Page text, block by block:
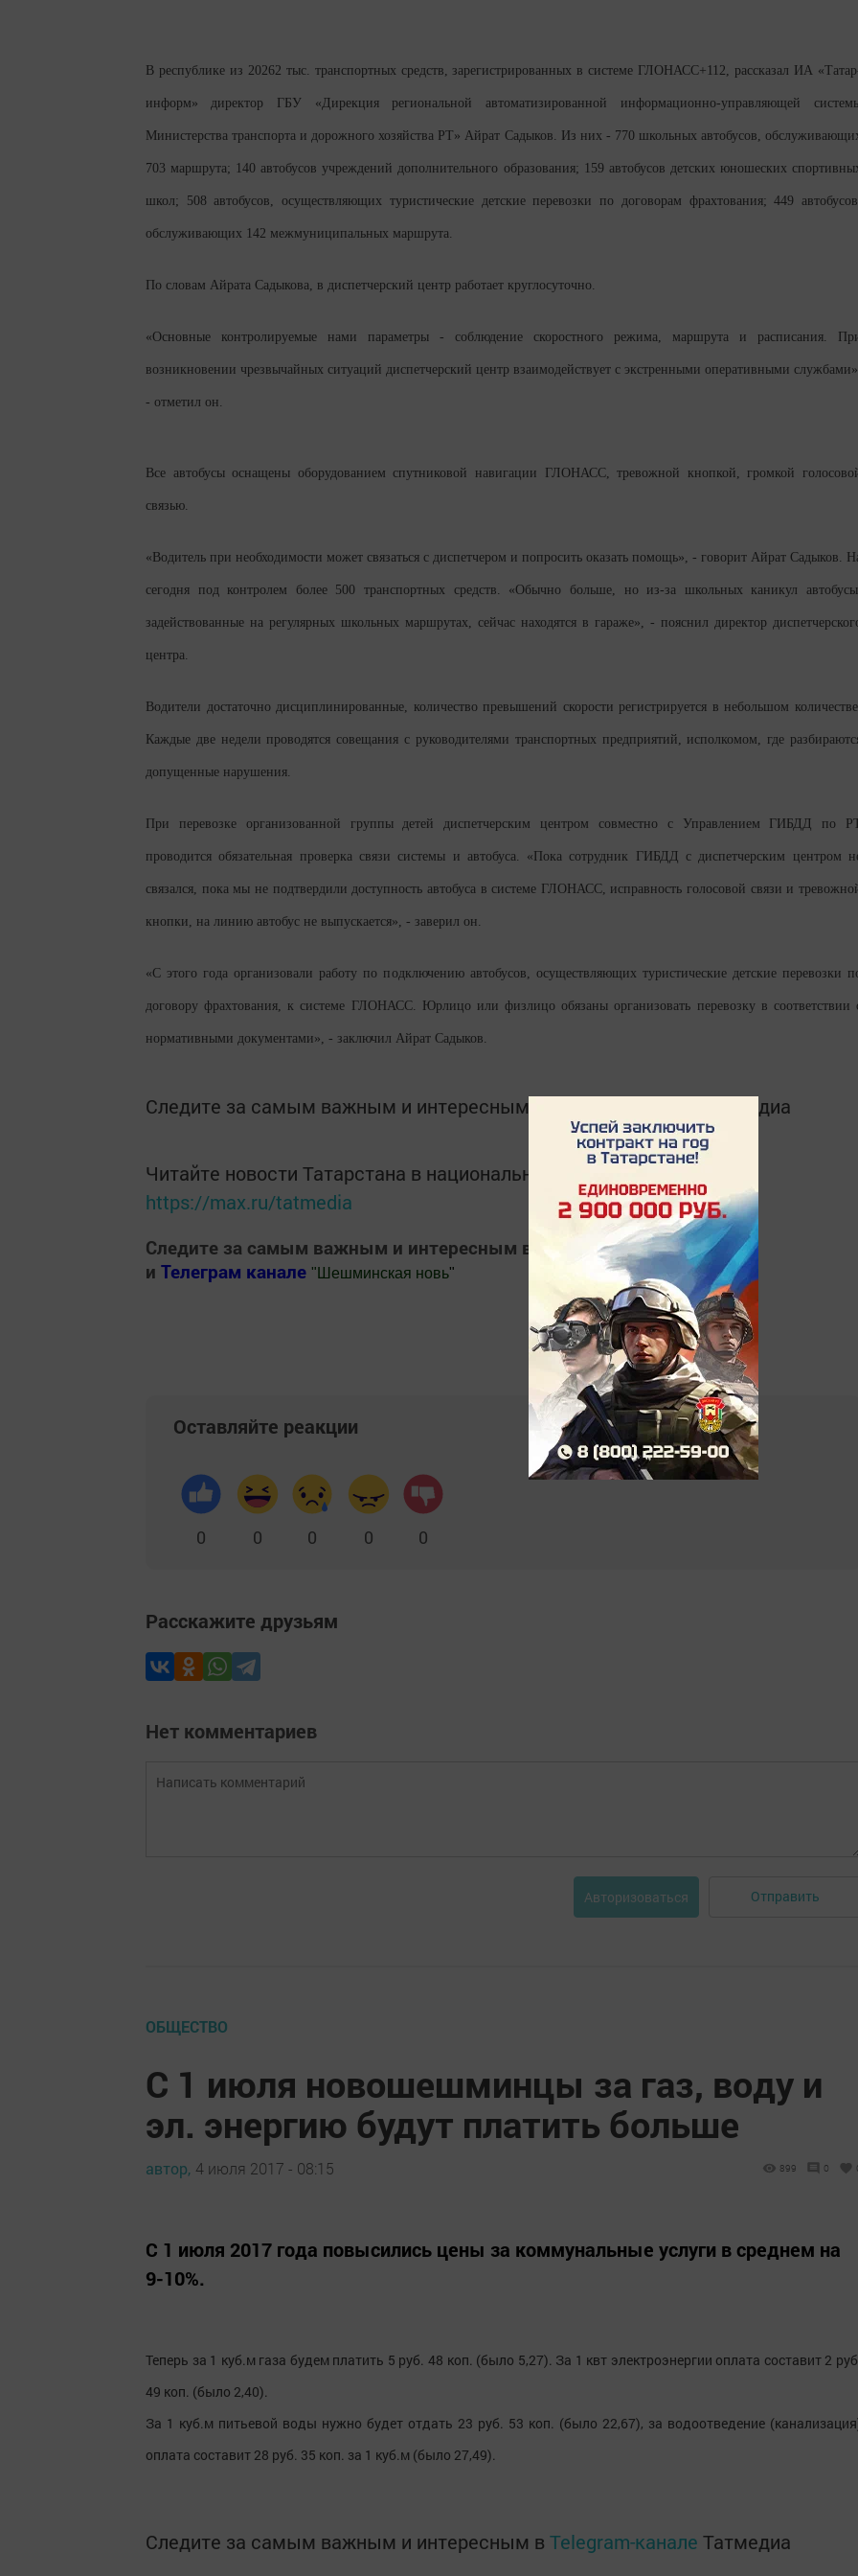
В республике из 20262 тыс. транспортных средств, зарегистрированных в системе ГЛОНАСС+112, рассказал ИА
информ» директор ГБУ «Дирекция региональной автоматизированной информационно-управляющей
Министерства транспорта и дорожного хозяйства РТ» Айрат Садыков. Из них - 770 школьных автобусов,
703 маршрута; 140 автобусов учреждений дополнительного образования; 159 автобусов детских юношеских
школ; 508 автобусов, осуществляющих туристические детские перевозки по договорам фрахтования; 449
обслуживающих 142 межмуниципальных маршрута.
По словам Айрата Садыкова, в диспетчерский центр работает круглосуточно.
«Основные контролируемые нами параметры - соблюдение скоростного режима, маршрута и расписания.
возникновении чрезвычайных ситуаций диспетчерский центр взаимодействует с экстренными оперативными
- отметил он.
Все автобусы оснащены оборудованием спутниковой навигации ГЛОНАСС, тревожной кнопкой, громкой
связью.
«Водитель при необходимости может связаться с диспетчером и попросить оказать помощь», - говорит Айрат Садыков.
сегодня под контролем более 500 транспортных средств. «Обычно больше, но из-за школьных каникул
задействованные на регулярных школьных маршрутах, сейчас находятся в гараже», - пояснил директор
центра.
Водители достаточно дисциплинированные, количество превышений скорости регистрируется в небольшом
Каждые две недели проводятся совещания с руководителями транспортных предприятий, исполкомом, где
допущенные нарушения.
При перевозке организованной группы детей диспетчерским центром совместно с Управлением ГИБДД по
проводится обязательная проверка связи системы и автобуса. «Пока сотрудник ГИБДД с диспетчерским центром
связался, пока мы не подтвердили доступность автобуса в системе ГЛОНАСС, исправность голосовой связи и
кнопки, на линию автобус не выпускается», - заверил он.
«С этого года организовали работу по подключению автобусов, осуществляющих туристические детские перевозки
договору фрахтования, к системе ГЛОНАСС. Юрлицо или физлицо обязаны организовать перевозку в соответствии
нормативными документами», - заключил Айрат Садыков.
Следите за самым важным и интересным в Татмедиа
Читайте новости Татарстана в национальном мессенджере MАХ:
https://max.ru/tatmedia
Следите за самым важным и интересным в
Яндекс Дзен
и Телеграм канале " Шешминская новь"
Оставляйте реакции
0 0 0 0 0
Расскажите друзьям
Нет комментариев
Авторизоваться Отправить
ОБЩЕСТВО
С 1 июля новошешминцы за газ, воду и
эл. энергию будут платить больше
автор, 4 июля 2017 - 08:15 899 0
С 1 июля 2017 года повысились цены за коммунальные услуги в среднем на
9-10%.
Теперь за 1 куб.м газа будем платить 5 руб. 48 коп. (было 5,27). За 1 квт электроэнергии оплата составит 2 руб.
49 коп. (было 2,40).
За 1 куб.м питьевой воды нужно будет отдать 23 руб. 53 коп. (было 22,67), за водоотведение
оплата составит 28 руб. 35 коп. за 1 куб.м (было 27,49).
Следите за самым важным и интересным в Telegram-канале Татмедиа